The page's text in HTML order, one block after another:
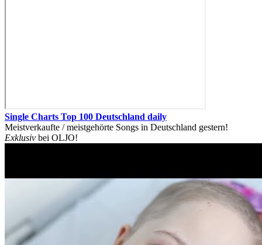
Single Charts Top 100 Deutschland daily
Meistverkaufte / meistgehörte Songs in Deutschland gestern!
Exklusiv bei OLJO!